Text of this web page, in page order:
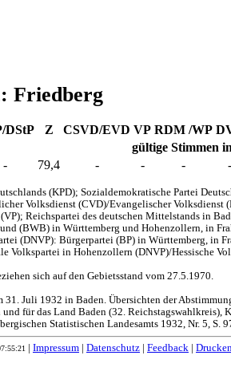
Friedberg
DStP Z CSVD/EVD VP RDM /WP
gültige Stimmen
- 79,4 - - - -
(KPD); Sozialdemokratische Partei
Volksdienst (CVD)/Evangelischer
Reichspartei des deutschen Mittelstands in
(BWB) in Württemberg und Hohenzollern, in
(DNVP): Bürgerpartei (BP) in Württemberg, in
Volkspartei in Hohenzollern (DNVP)/Hessische
sich auf den Gebietsstand vom 27.5.1970.
31. Juli 1932 in Baden. Übersichten der
für das Land Baden (32. Reichstagswahlkreis),
Statistischen Landesamts 1932, Nr. 5, S.
Impressum Datenschutz Feedback